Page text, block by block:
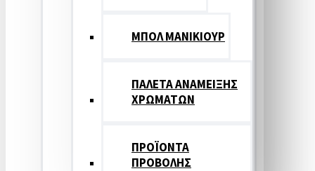
ΜΠΟΛ ΜΑΝΙΚΙΟΥΡ
ΠΑΛΕΤΑ ΑΝΑΜΕΙΞΗΣ
ΧΡΩΜΑΤΩΝ
ΠΡΟΪΟΝΤΑ
ΠΡΟΒΟΛΗΣ